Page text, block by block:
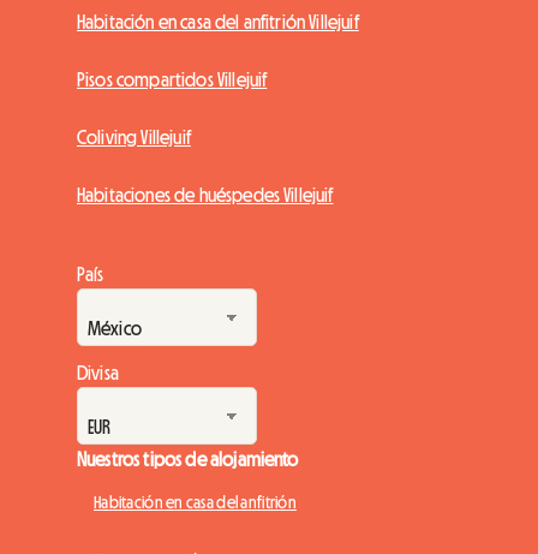
Habitación en casa del anfitrión Villejuif
Pisos compartidos Villejuif
Coliving Villejuif
Habitaciones de huéspedes Villejuif
País
Divisa
Nuestros tipos de alojamiento
Habitación en casa del anfitrión